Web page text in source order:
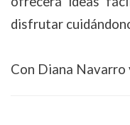
disfrutar
Con Diana Navarro